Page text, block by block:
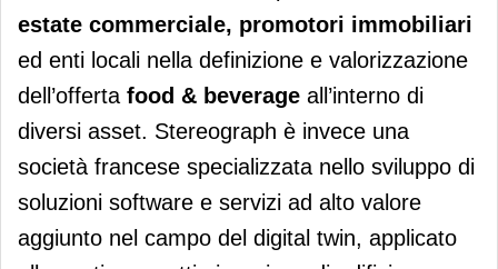
estate commerciale, promotori immobiliari
ed enti locali nella definizione e valorizzazione
dell’offerta food & beverage all’interno di
diversi asset. Stereograph è invece una
società francese specializzata nello sviluppo di
soluzioni software e servizi ad alto valore
aggiunto nel campo del digital twin, applicato